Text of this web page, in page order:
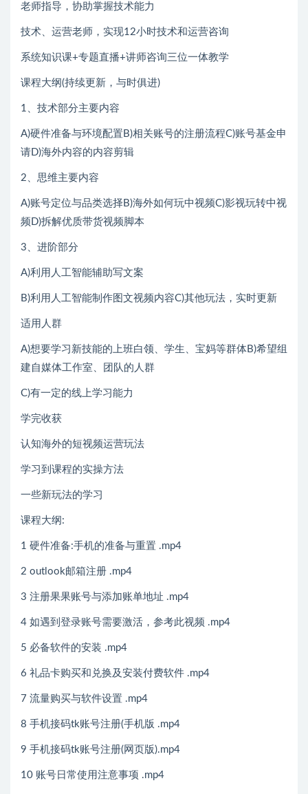
老师指导，协助掌握技术能力
技术、运营老师，实现12小时技术和运营咨询
系统知识课+专题直播+讲师咨询三位一体教学
课程大纲(持续更新，与时俱进)
1、技术部分主要内容
A)硬件准备与环境配置B)相关账号的注册流程C)账号基金申
请D)海外内容的内容剪辑
2、思维主要内容
A)账号定位与品类选择B)海外如何玩中视频C)影视玩转中视
频D)拆解优质带货视频脚本
3、进阶部分
A)利用人工智能辅助写文案
B)利用人工智能制作图文视频内容C)其他玩法，实时更新
适用人群
A)想要学习新技能的上班白领、学生、宝妈等群体B)希望组
建自媒体工作室、团队的人群
C)有一定的线上学习能力
学完收获
认知海外的短视频运营玩法
学习到课程的实操方法
一些新玩法的学习
课程大纲:
1 硬件准备:手机的准备与重置 .mp4
2 outlook邮箱注册 .mp4
3 注册果果账号与添加账单地址 .mp4
4 如遇到登录账号需要激活，参考此视频 .mp4
5 必备软件的安装 .mp4
6 礼品卡购买和兑换及安装付费软件 .mp4
7 流量购买与软件设置 .mp4
8 手机接码tk账号注册(手机版 .mp4
9 手机接码tk账号注册(网页版).mp4
10 账号日常使用注意事项 .mp4